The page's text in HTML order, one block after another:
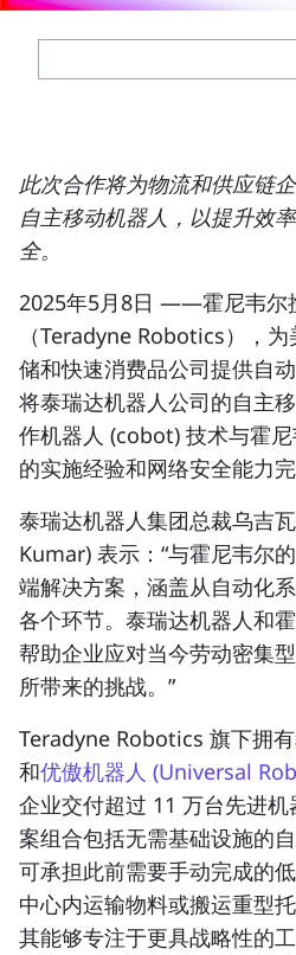
此次合作将为物流和供应链
自主移动机器人，以提升效
全。
2025年5月8日 ——霍尼韦尔
（Teradyne Robotics），
储和快速消费品公司提供自
将泰瑞达机器人公司的自主
作机器人 (cobot) 技术与霍
的实施经验和网络安全能力完
泰瑞达机器人集团总裁乌吉
Kumar) 表示：“与霍尼韦尔
端解决方案，涵盖从自动化
各个环节。泰瑞达机器人和
帮助企业应对当今劳动密集
所带来的挑战。”
Teradyne Robotics 旗下拥有
和优傲机器人 (Universal
企业交付超过 11 万台先进
案组合包括无需基础设施的
可承担此前需要手动完成的
中心内运输物料或搬运重型
其能够专注于更具战略性的